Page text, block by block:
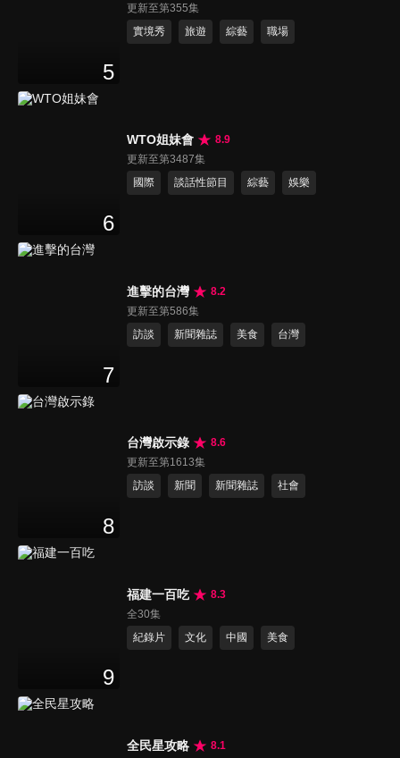
5
更新至第355集
實境秀
旅遊 綜藝 職場
6
WTO姐妹會
8.9
更新至第3487集
國際
談話性節目 綜藝 娛樂
7
進擊的台灣
8.2
更新至第586集
訪談
新聞雜誌 美食 台灣
8
台灣啟示錄
8.6
更新至第1613集
訪談
新聞 新聞雜誌 社會
9
福建一百吃
8.3
全30集
紀錄片
文化 中國 美食
全民星攻略
8.1